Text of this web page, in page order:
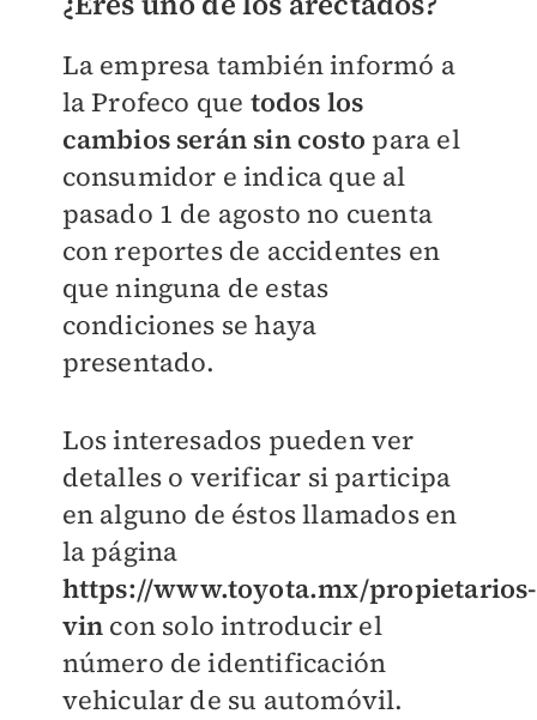
La empresa también informó a
la Profeco que todos los
cambios serán sin costo para el
consumidor e indica que al
pasado 1 de agosto no cuenta
con reportes de accidentes en
que ninguna de estas
condiciones se haya
presentado.
Los interesados pueden ver
detalles o verificar si participa
en alguno de éstos llamados en
la página
https://www.toyota.mx/propietarios-
vin con solo introducir el
número de identificación
vehicular de su automóvil.